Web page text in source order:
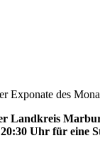
Exponate des
Landkreis
Uhr für eine